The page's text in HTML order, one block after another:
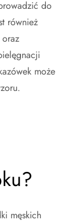
do
również
może
męskich